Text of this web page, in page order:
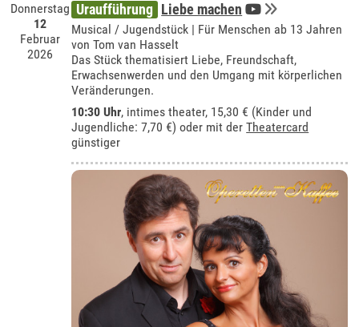
Donnerstag
12
Februar
2026
Uraufführung Liebe machen
Musical / Jugendstück | Für Menschen ab 13 Jahren
von Tom van Hasselt
Das Stück thematisiert Liebe, Freundschaft,
Erwachsenwerden und den Umgang mit körperlichen
Veränderungen.
10:30 Uhr, intimes theater, 15,30 € (Kinder und
Jugendliche: 7,70 €) oder mit derTheatercard
günstiger